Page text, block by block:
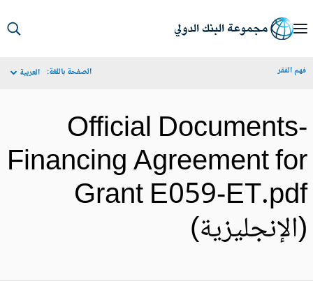
الفقر الصفحة باللغة: العربية
Official
Financing Agreement
Grant E059-